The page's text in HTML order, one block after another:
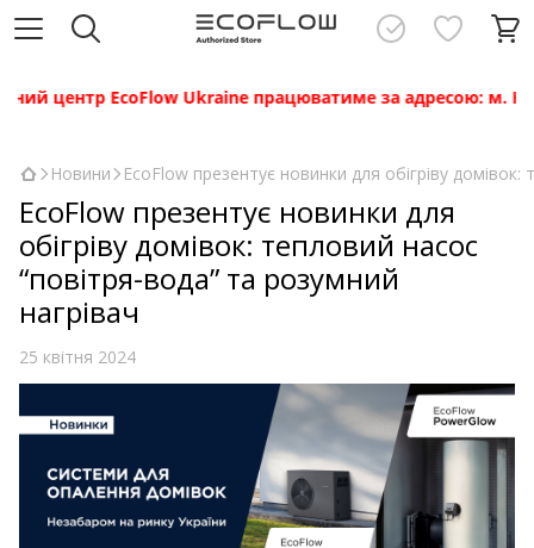
центр EcoFlow Ukraine працюватиме за адресою: м.
Новини ЕсoFlow презентує новинки для обігріву
ЕсoFlow презентує новинки для
обігріву домівок: тепловий насос
“повітря-вода” та розумний
нагрівач
25 квітня 2024